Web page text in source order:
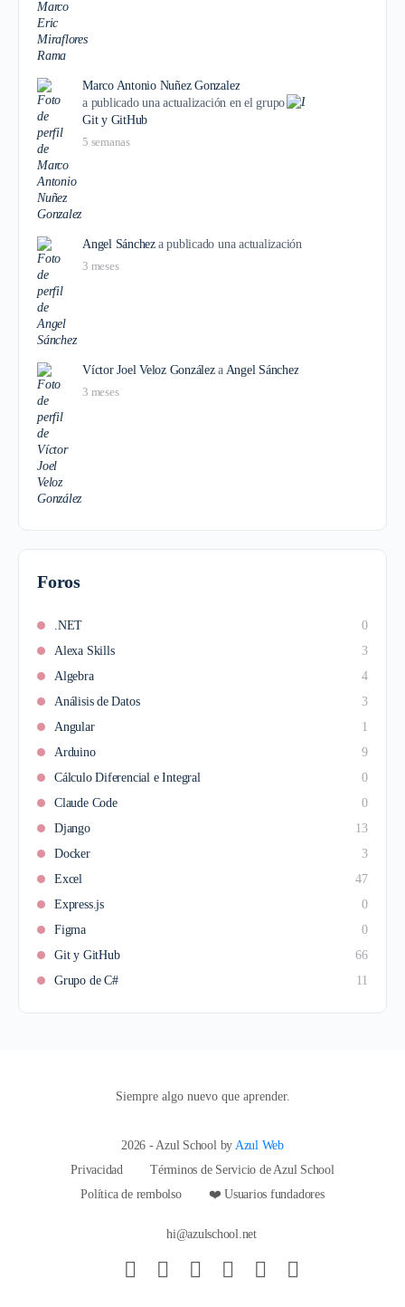
Marco Antonio Nuñez Gonzalez
a publicado una actualización en el grupo
Git y GitHub
5 semanas
Angel Sánchez a publicado una actualización
3 meses
Víctor Joel Veloz González a Angel Sánchez
3 meses
Foros
.NET
0
Alexa Skills
3
Algebra
4
Análisis de Datos
3
Angular
1
Arduino
9
Cálculo Diferencial e Integral
0
Claude Code
0
Django
13
Docker
3
Excel
47
Express.js
0
Figma
0
Git y GitHub
66
Grupo de C#
11
Siempre algo nuevo que aprender.
2026 - Azul School by Azul Web
Privacidad
Términos de Servicio de Azul School
Política de rembolso
❤️ Usuarios fundadores
hi@azulschool.net